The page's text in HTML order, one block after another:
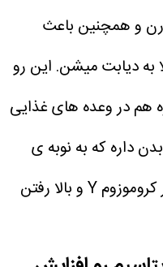
و همچنین باعث
به دیابت میشن. این رو
هم در وعده‌ های غذایی
داره که به نوبه ی
خود میتونه به زنده موندن بیشتر کروموزوم Y و بالا رفتن